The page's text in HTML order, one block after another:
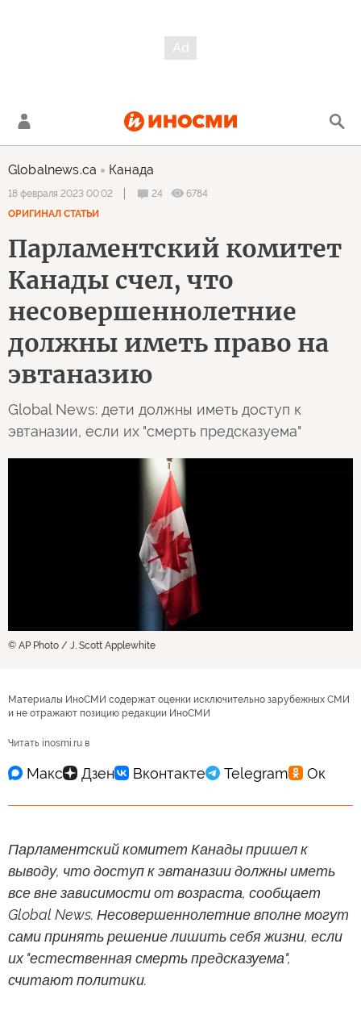
Globalnews.ca Канада
18 февраля 2023 00:02 24
6784
ОРИГИНАЛ СТАТЬИ
Парламентский комитет
Канады счел, что
несовершеннолетние
должны иметь право на
эвтаназию
Global News: дети должны иметь доступ к
эвтаназии, если их "смерть предсказуема"
© AP Photo / J. Scott Applewhite
Материалы ИноСМИ содержат оценки исключительно зарубежных СМИ
и не отражают позицию редакции ИноСМИ
Читать inosmi.ru в
Парламентский комитет Канады пришел к
выводу, что доступ к эвтаназии должны иметь
все вне зависимости от возраста, сообщает
Global News. Несовершеннолетние вполне могут
сами принять решение лишить себя жизни, если
их "естественная смерть предсказуема",
считают политики.